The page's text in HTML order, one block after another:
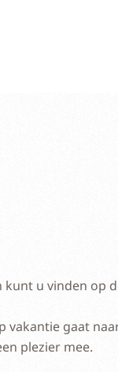
u vinden op
vakantie gaat
plezier mee.